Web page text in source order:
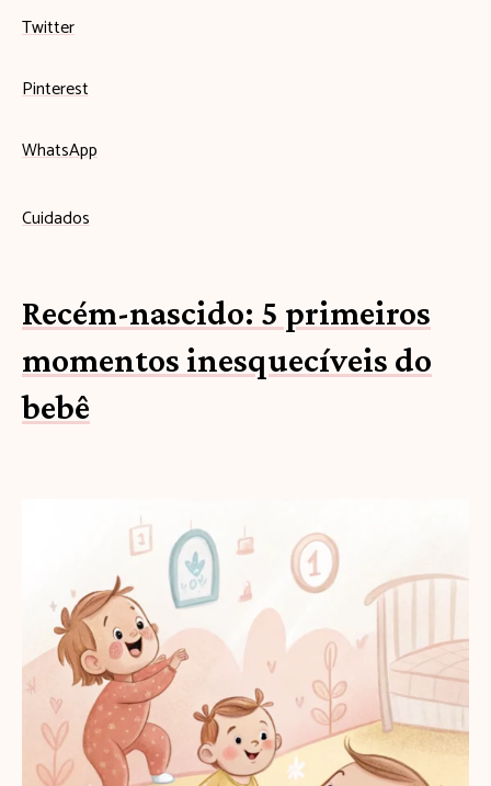
Twitter
Pinterest
WhatsApp
Cuidados
Recém-nascido: 5 primeiros
momentos inesquecíveis do
bebê